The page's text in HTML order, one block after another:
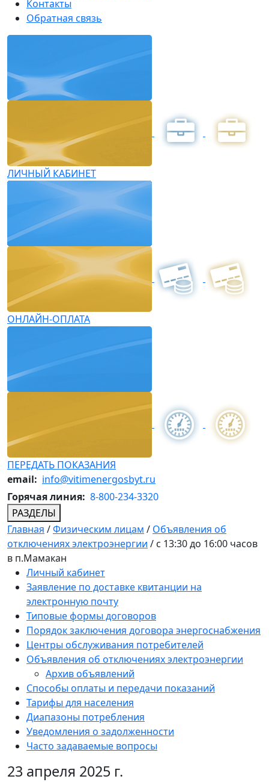
Контакты
Обратная связь
ЛИЧНЫЙ КАБИНЕТ
ОНЛАЙН-ОПЛАТА
ПЕРЕДАТЬ ПОКАЗАНИЯ
email: info@vitimenergosbyt.ru
Горячая линия: 8-800-234-3320
РАЗДЕЛЫ
Главная /Физическим лицам / Объявления об
отключениях электроэнергии / с 13:30 до 16:00 часов
в п.Мамакан
Личный кабинет
Заявление по доставке квитанции на
электронную почту
Типовые формы договоров
Порядок заключения договора энергоснабжения
Центры обслуживания потребителей
Объявления об отключениях электроэнергии
Архив объявлений
Способы оплаты и передачи показаний
Тарифы для населения
Диапазоны потребления
Уведомления о задолженности
Часто задаваемые вопросы
23 апреля 2025 г.